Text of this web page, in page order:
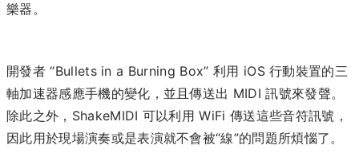
樂器。
開發者 “Bullets in a Burning Box” 利用 iOS 行動裝置的三
軸加速器感應手機的變化，並且傳送出 MIDI 訊號來發聲。
除此之外，ShakeMIDI 可以利用 WiFi 傳送這些音符訊號，
因此用於現場演奏或是表演就不會被“線”的問題所煩惱了。